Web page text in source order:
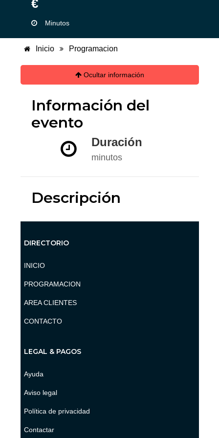
€
Minutos
Inicio Programacion
Ocultar información
Información del
evento
Duración
minutos
Descripción
DIRECTORIO
INICIO
PROGRAMACION
AREA CLIENTES
CONTACTO
LEGAL & PAGOS
Ayuda
Aviso legal
Política de privacidad
Contactar